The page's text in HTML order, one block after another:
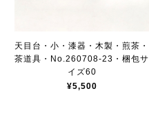
天目台・小・漆器・木製・煎茶・
茶道具・No.260708-23・梱包サ
イズ60
¥5,500